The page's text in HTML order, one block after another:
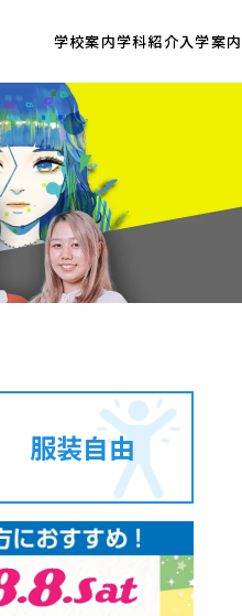
服装自由
学校案内学科紹介入学案内